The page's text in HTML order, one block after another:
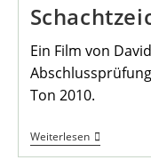
Denkmal
Für
Einen
Lehrer
Ein Film von
Ton 2010.
Weiterlesen
2010